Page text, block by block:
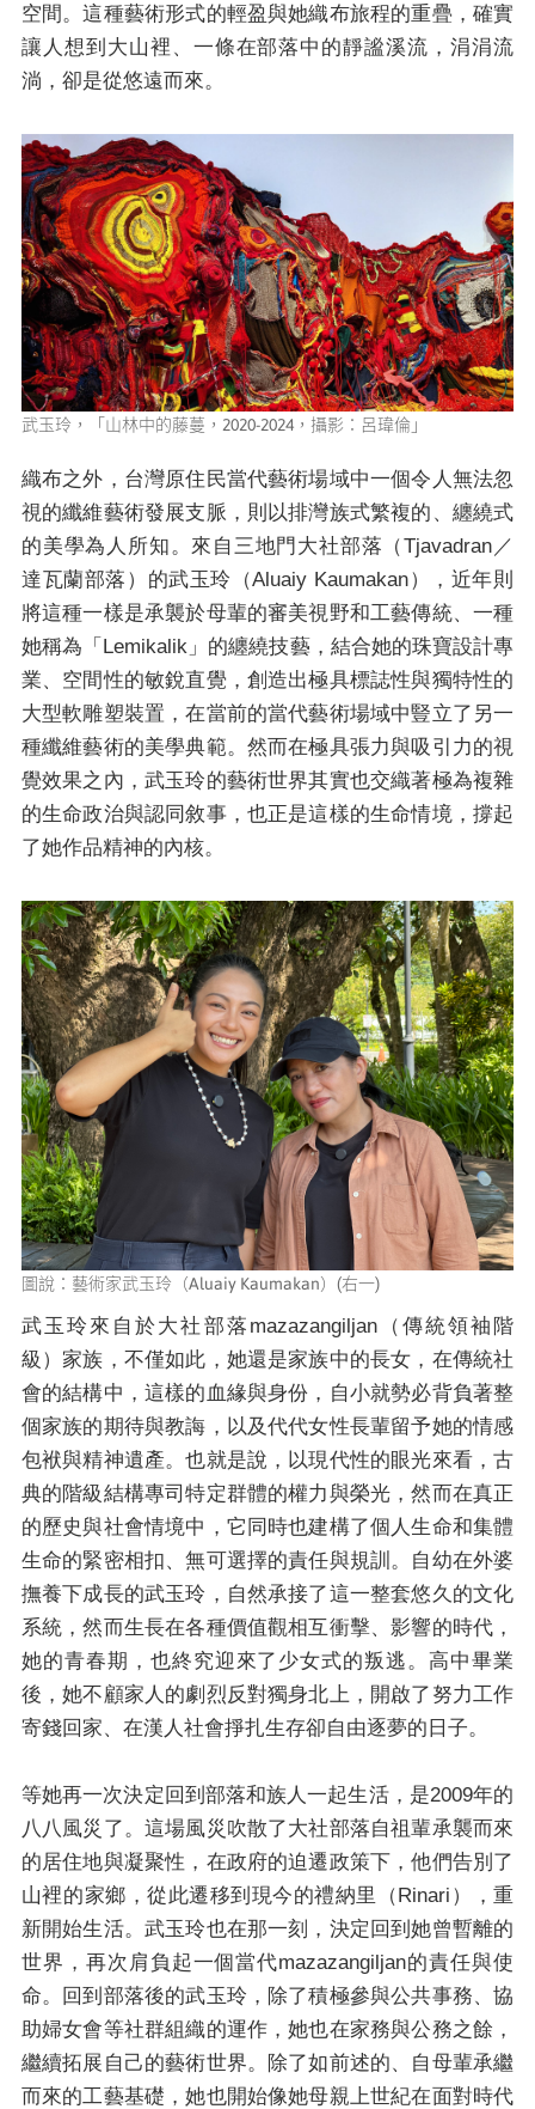
空間。這種藝術形式的輕盈與她織布旅程的重疊，確實
讓人想到大山裡、一條在部落中的靜謐溪流，涓涓流
淌，卻是從悠遠而來。
武玉玲，「山林中的藤蔓，2020-2024，攝影：呂瑋倫」
織布之外，台灣原住民當代藝術場域中一個令人無法忽
視的纖維藝術發展支脈，則以排灣族式繁複的、纏繞式
的美學為人所知。來自三地門大社部落（Tjavadran／
達瓦蘭部落）的武玉玲（Aluaiy Kaumakan），近年則
將這種一樣是承襲於母輩的審美視野和工藝傳統、一種
她稱為「Lemikalik」的纏繞技藝，結合她的珠寶設計專
業、空間性的敏銳直覺，創造出極具標誌性與獨特性的
大型軟雕塑裝置，在當前的當代藝術場域中豎立了另一
種纖維藝術的美學典範。然而在極具張力與吸引力的視
覺效果之內，武玉玲的藝術世界其實也交織著極為複雜
的生命政治與認同敘事，也正是這樣的生命情境，撐起
了她作品精神的內核。
圖說：藝術家武玉玲（Aluaiy Kaumakan）(右一)
武玉玲來自於大社部落mazazangiljan（傳統領袖階
級）家族，不僅如此，她還是家族中的長女，在傳統社
會的結構中，這樣的血緣與身份，自小就勢必背負著整
個家族的期待與教誨，以及代代女性長輩留予她的情感
包袱與精神遺產。也就是說，以現代性的眼光來看，古
典的階級結構專司特定群體的權力與榮光，然而在真正
的歷史與社會情境中，它同時也建構了個人生命和集體
生命的緊密相扣、無可選擇的責任與規訓。自幼在外婆
撫養下成長的武玉玲，自然承接了這一整套悠久的文化
系統，然而生長在各種價值觀相互衝擊、影響的時代，
她的青春期，也終究迎來了少女式的叛逃。高中畢業
後，她不顧家人的劇烈反對獨身北上，開啟了努力工作
寄錢回家、在漢人社會掙扎生存卻自由逐夢的日子。
等她再一次決定回到部落和族人一起生活，是2009年的
八八風災了。這場風災吹散了大社部落自祖輩承襲而來
的居住地與凝聚性，在政府的迫遷政策下，他們告別了
山裡的家鄉，從此遷移到現今的禮納里（Rinari），重
新開始生活。武玉玲也在那一刻，決定回到她曾暫離的
世界，再次肩負起一個當代mazazangiljan的責任與使
命。回到部落後的武玉玲，除了積極參與公共事務、協
助婦女會等社群組織的運作，她也在家務與公務之餘，
繼續拓展自己的藝術世界。除了如前述的、自母輩承繼
而來的工藝基礎，她也開始像她母親上世紀在面對時代